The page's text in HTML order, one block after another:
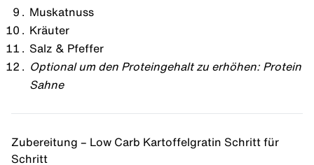
Muskatnuss
Kräuter
Salz & Pfeffer
Optional um den Proteingehalt zu erhöhen: Protein
Sahne
Zubereitung – Low Carb Kartoffelgratin Schritt für
Schritt